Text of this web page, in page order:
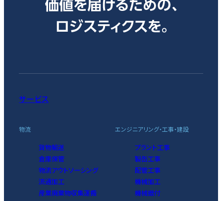
サービス
物流
貨物輸送
倉庫保管
物流アウトソーシング
流通加工
産業廃棄物収集運搬
エンジニアリング・工事・建設
プラント工事
製缶工事
配管工事
機械加工
機械据付